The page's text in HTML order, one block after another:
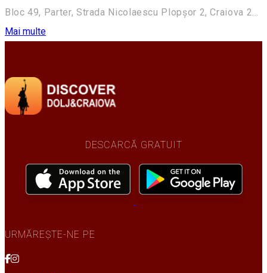
Bloc 49, Parter, Strada Nicolaescu Plopşor 2, Craiova 200733, Romania
Mai multe
DESCARCĂ GRATUIT
URMĂREȘTE-NE PE